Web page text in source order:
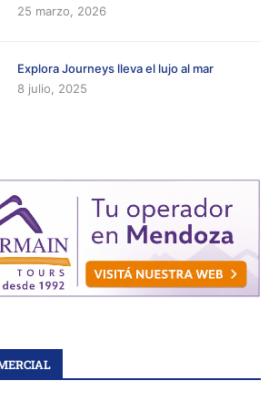
25 marzo, 2026
Explora Journeys lleva el lujo al mar
8 julio, 2025